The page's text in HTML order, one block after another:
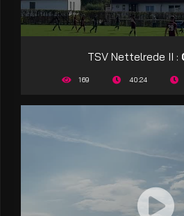
TSV Nettelrede II :
169 40:24